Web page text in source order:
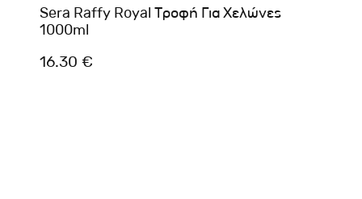
Sera Raffy Royal Τροφή Για Χελώνες
1000ml
16.30 €